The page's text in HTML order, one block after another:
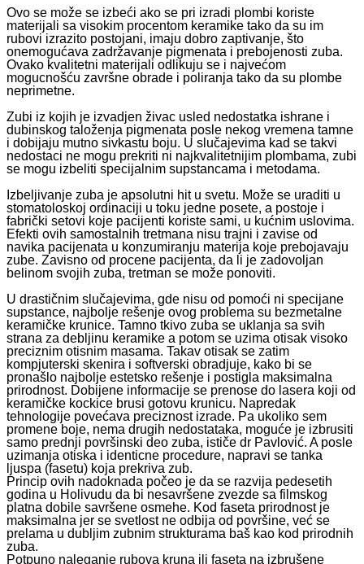
Ovo se može se izbeći ako se pri izradi plombi koriste
materijali sa visokim procentom keramike tako da su im
rubovi izrazito postojani, imaju dobro zaptivanje, što
onemogućava zadržavanje pigmenata i prebojenosti zuba.
Ovako kvalitetni materijali odlikuju se i najvećom
mogucnošću završne obrade i poliranja tako da su plombe
neprimetne.
Zubi iz kojih je izvadjen živac usled nedostatka ishrane i
dubinskog taloženja pigmenata posle nekog vremena tamne
i dobijaju mutno sivkastu boju. U slučajevima kad se takvi
nedostaci ne mogu prekriti ni najkvalitetnijim plombama, zubi
se mogu izbeliti specijalnim supstancama i metodama.
Izbeljivanje zuba je apsolutni hit u svetu. Može se uraditi u
stomatoloskoj ordinaciji u toku jedne posete, a postoje i
fabrički setovi koje pacijenti koriste sami, u kućnim uslovima.
Efekti ovih samostalnih tretmana nisu trajni i zavise od
navika pacijenata u konzumiranju materija koje prebojavaju
zube. Zavisno od procene pacijenta, da li je zadovoljan
belinom svojih zuba, tretman se može ponoviti.
U drastičnim slučajevima, gde nisu od pomoći ni specijane
supstance, najbolje rešenje ovog problema su bezmetalne
keramičke krunice. Tamno tkivo zuba se uklanja sa svih
strana za debljinu keramike a potom se uzima otisak visoko
preciznim otisnim masama. Takav otisak se zatim
kompjuterski skenira i softverski obradjuje, kako bi se
pronašlo najbolje estetsko rešenje i postigla maksimalna
prirodnost. Dobijene informacije se prenose do lasera koji od
keramičke kockice brusi gotovu krunicu. Napredak
tehnologije povećava preciznost izrade. Pa ukoliko sem
promene boje, nema drugih nedostataka, moguće je izbrusiti
samo prednji površinski deo zuba, ističe dr Pavlović. A posle
uzimanja otiska i identicne procedure, napravi se tanka
ljuspa (fasetu) koja prekriva zub.
Princip ovih nadoknada počeo je da se razvija pedesetih
godina u Holivudu da bi nesavršene zvezde sa filmskog
platna dobile savršene osmehe. Kod faseta prirodnost je
maksimalna jer se svetlost ne odbija od površine, već se
prelama u dubljim zubnim strukturama baš kao kod prirodnih
zuba.
Potpuno naleganje rubova kruna ili faseta na izbrušene